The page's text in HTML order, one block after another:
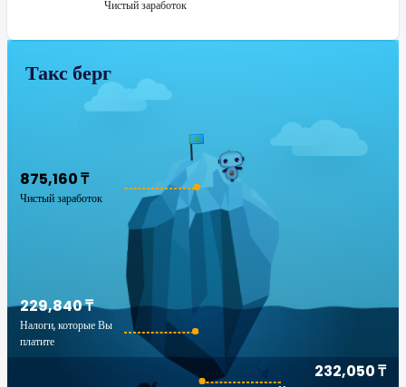
Чистый заработок
Такс берг
875,160 ₸
Чистый заработок
232,050 ₸
229,840 ₸
Налоги, которые Вы
платите